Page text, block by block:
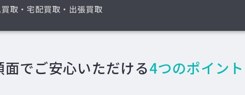
取・宅配買取・出張買取
面でご安心いただける4つのポイント